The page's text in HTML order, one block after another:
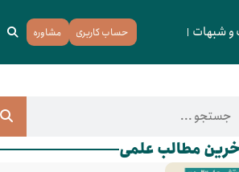
و شبهات حساب کاربری مشاوره
مطالب علمی